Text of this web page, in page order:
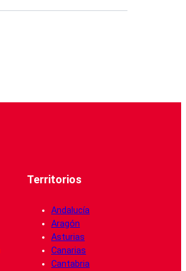
Territorios
Andalucía
Aragón
Asturias
Canarias
Cantabria